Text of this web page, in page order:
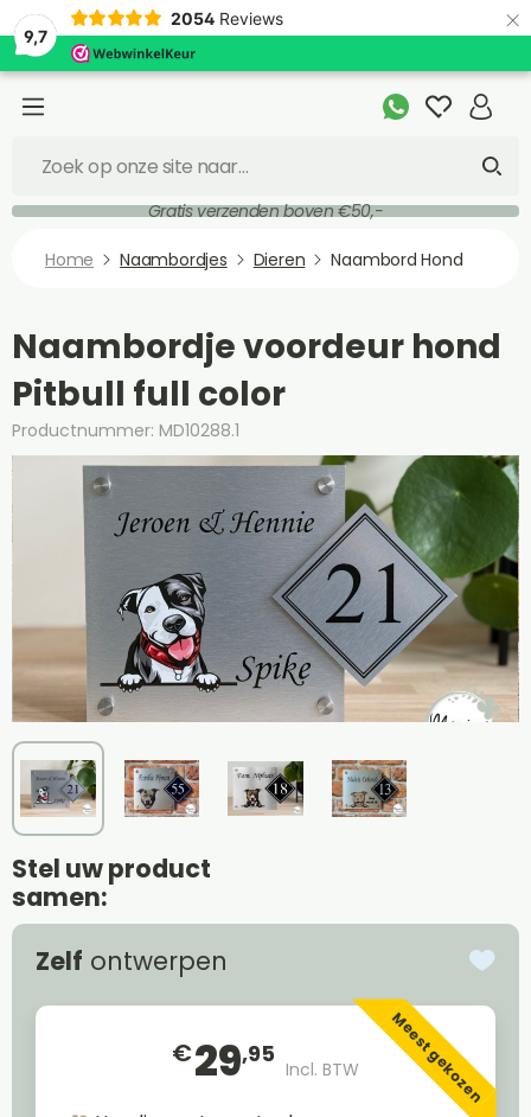
9,7
2054 Reviews ×
Gratis verzenden boven €50,-
Home Naambordjes Dieren Naambord Hond
Naambordje voordeur hond
Pitbull full color
Productnummer: MD10288.1
Stel uw product
samen:
Zelf ontwerpen
€29,95
Incl. BTW Meest gekozen